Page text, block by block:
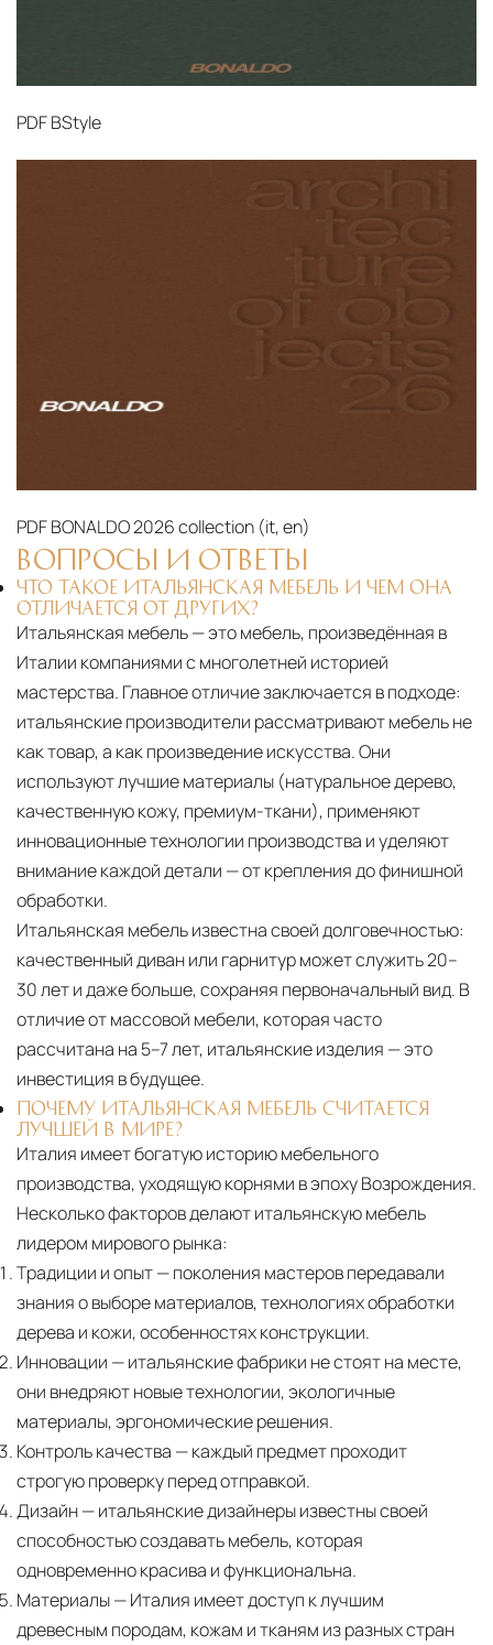
PDFBStyle
PDFBONALDO 2026 collection (it, en)‎
ВОПРОСЫ И ОТВЕТЫ
ЧТО ТАКОЕ ИТАЛЬЯНСКАЯ МЕБЕЛЬ И ЧЕМ ОНА
ОТЛИЧАЕТСЯ ОТ ДРУГИХ?
Итальянская мебель — это мебель, произведённая в
Италии компаниями с многолетней историей
мастерства. Главное отличие заключается в подходе:
итальянские производители рассматривают мебель не
как товар, а как произведение искусства. Они
используют лучшие материалы (натуральное дерево,
качественную кожу, премиум-ткани), применяют
инновационные технологии производства и уделяют
внимание каждой детали — от крепления до финишной
обработки.
Итальянская мебель известна своей долговечностью:
качественный диван или гарнитур может служить 20–
30 лет и даже больше, сохраняя первоначальный вид. В
отличие от массовой мебели, которая часто
рассчитана на 5–7 лет, итальянские изделия — это
инвестиция в будущее.
ПОЧЕМУ ИТАЛЬЯНСКАЯ МЕБЕЛЬ СЧИТАЕТСЯ
ЛУЧШЕЙ В МИРЕ?
Италия имеет богатую историю мебельного
производства, уходящую корнями в эпоху Возрождения.
Несколько факторов делают итальянскую мебель
лидером мирового рынка:
Традиции и опыт— поколения мастеров передавали
знания о выборе материалов, технологиях обработки
дерева и кожи, особенностях конструкции.
Инновации — итальянские фабрики не стоят на месте,
они внедряют новые технологии, экологичные
материалы, эргономические решения.
Контроль качества — каждый предмет проходит
строгую проверку перед отправкой.
Дизайн— итальянские дизайнеры известны своей
способностью создавать мебель, которая
одновременно красива и функциональна.
Материалы— Италия имеет доступ к лучшим
древесным породам, кожам и тканям из разных стран